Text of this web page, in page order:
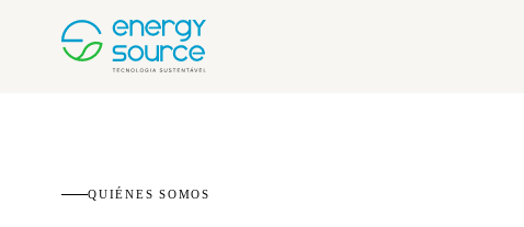
QUIÉNES SOMOS